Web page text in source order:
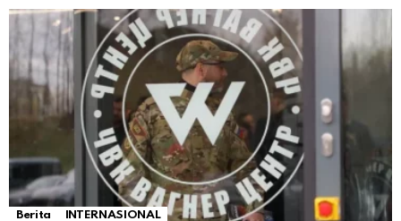
Berita INTERNASIONAL